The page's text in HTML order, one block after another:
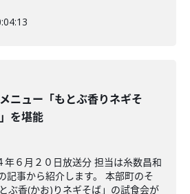
ニュー「もとぶ香りネギそ
を堪能
年６月２０日放送分 担当は糸数昌和
記事から紹介します。 本部町のそ
ぶ香(かお)りネギそば」の試食会が